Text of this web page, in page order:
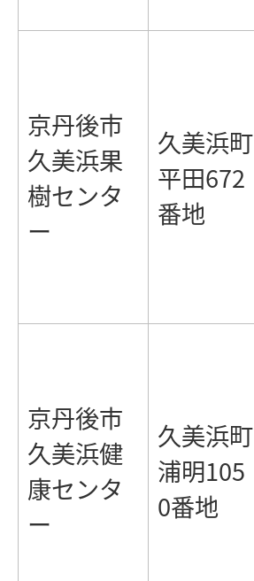
京丹後市
久美浜果
樹センタ
ー
久美浜町
平田672
番地
京丹後市
久美浜健
康センタ
ー
久美浜町
浦明105
0番地